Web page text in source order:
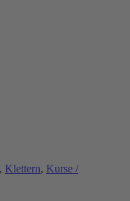
, Klettern, Kurse /